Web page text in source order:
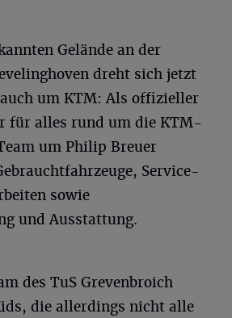
Gelände an der
dreht sich jetzt
um KTM: Als offizieller
für alles rund um die KTM-
um Philip Breuer
Service-
sowie
und Ausstattung.
des TuS Grevenbroich
die allerdings nicht alle